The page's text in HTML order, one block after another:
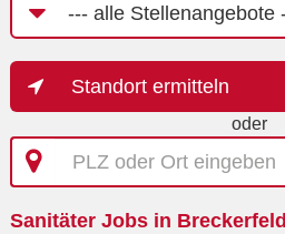
Kategorie
Standort ermitteln
oder
PLZ
oder
eingeben
Sanitäter Jobs in Breckerfeld